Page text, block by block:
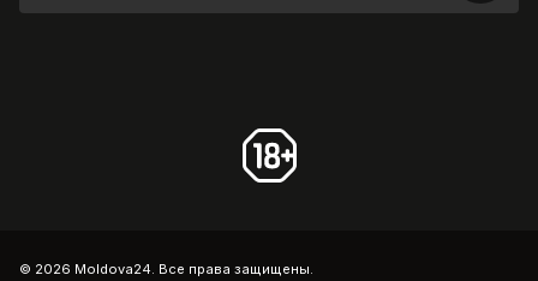
© 2026 Moldova24. Все права защищены.